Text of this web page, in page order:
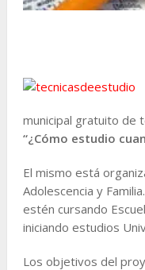
municipal gratuito de
“¿Cómo estudio
El mismo está
Adolescencia y
estén cursando
iniciando estudios
Los objetivos del